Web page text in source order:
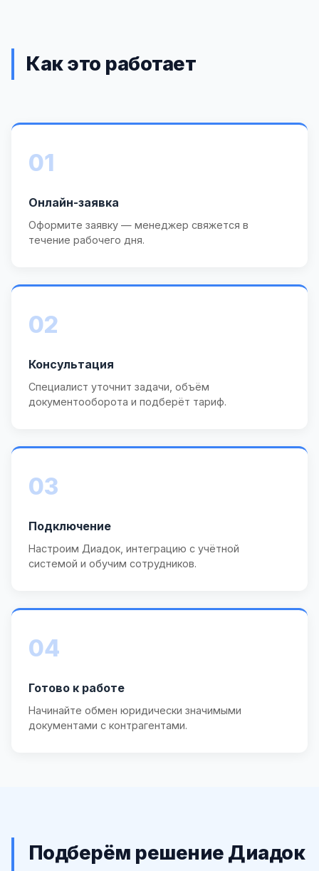
Как это работает
01
Онлайн-заявка
Оформите заявку — менеджер свяжется в
течение рабочего дня.
02
Консультация
Специалист уточнит задачи, объём
документооборота и подберёт тариф.
03
Подключение
Настроим Диадок, интеграцию с учётной
системой и обучим сотрудников.
04
Готово к работе
Начинайте обмен юридически значимыми
документами с контрагентами.
Подберём решение Диадок